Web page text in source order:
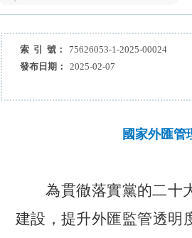
索 引 號： 75626053-1-2025-00024
發布日期：
2025-02-07
國家外匯管
為貫徹落實黨的二十
建設，提升外匯監管透明